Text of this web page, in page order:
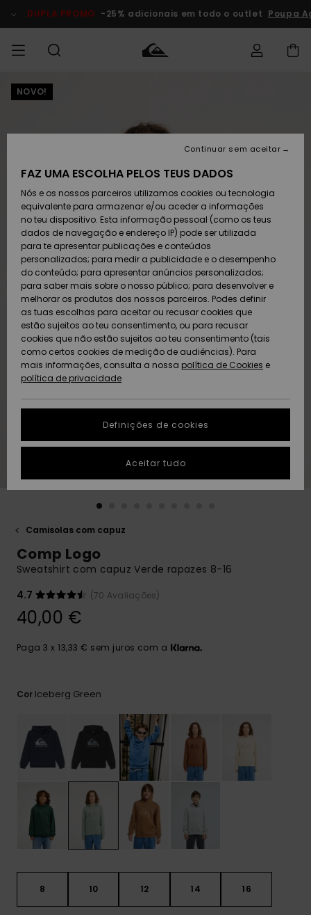
do
DUPLA PROMO -25% adicionais em todo o outlet Poupa
HOMEM
Calçado e
chinelos
Surfe/água
Snow
Artigos
recém-
chegados
Coleções
MENINO
Calçado e
chinelos
Surfe/água
Neve
Artigos
recém-
chegados
Highlights
MULHER
chegados
Highlights
Snow
SURF
Crianças
Highlights
Community
SNOW
Homem
Artigos
Criança
Snow Shop
Feminino
Highlights
Community
DUPLA
PROMO
Criança
Outlet
Mulher
AJUDA
Devoluções
Pagamento
Cartão
presente
Quiksilver
Freedom
Protecção de
dados
Guia de
tamanhos
conversa para
obteres a
resposta mais
respostas
para as
frequentes e o
nosso
as FAQ
SUSTAINABILITY
PRESENTE
DESEJO
NOVO!
Camisolas com capuz
Comp Logo
Sweatshirt com capuz Verde rapazes 8-16
4.7
(70 Avaliações)
40,00 €
Paga 3 x 13,33 € sem juros com a
Cor Iceberg Green
8 10 12 14 16
FAZ UMA ESCOLHA PELOS TEUS DADOS
Nós e os nossos parceiros utilizamos cookies ou tecnologia
equivalente para armazenar e/ou aceder a informações
no teu dispositivo. Esta informação pessoal (como os teus
dados de navegação e endereço IP) pode ser utilizada
para te apresentar publicações e conteúdos
personalizados; para medir a publicidade e o desempenho
do conteúdo; para apresentar anúncios personalizados;
para saber mais sobre o nosso público; para desenvolver e
melhorar os produtos dos nossos parceiros. Podes definir
as tuas escolhas para aceitar ou recusar cookies que
estão sujeitos ao teu consentimento, ou para recusar
cookies que não estão sujeitos ao teu consentimento (tais
como certos cookies de medição de audiências). Para
mais informações, consulta a nossa política de Cookies e
política de privacidade
Definições de cookies
Continuar sem aceitar
Aceitar tudo